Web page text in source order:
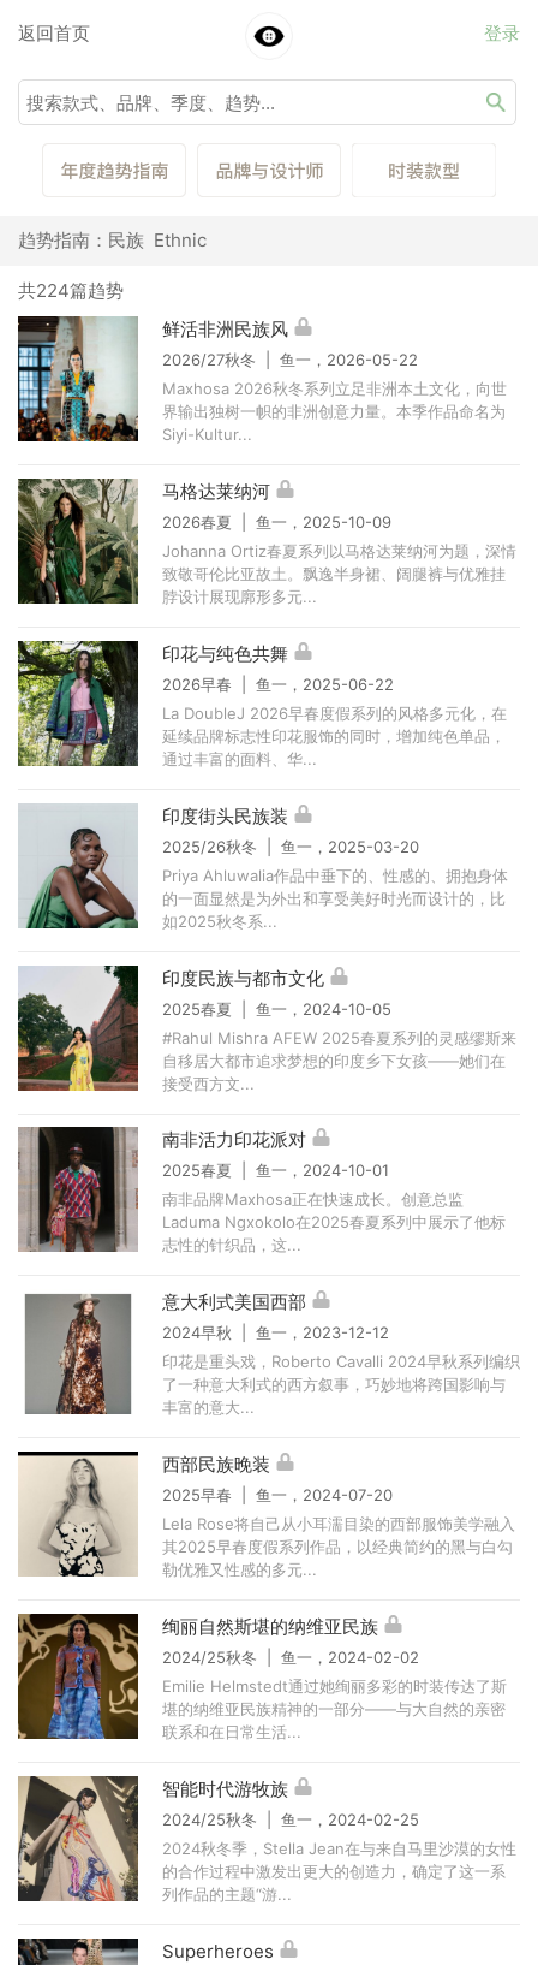
返回首页 登录
趋势指南：民族 Ethnic
共224篇趋势
鲜活非洲民族风
2026/27秋冬 | 鱼一，2026-05-22
Maxhosa 2026秋冬系列立足非洲本土文化，向世
界输出独树一帜的非洲创意力量。本季作品命名为
Siyi-Kultur...
马格达莱纳河
2026春夏 | 鱼一，2025-10-09
Johanna Ortiz春夏系列以马格达莱纳河为题，深情
致敬哥伦比亚故土。飘逸半身裙、阔腿裤与优雅挂
脖设计展现廓形多元...
印花与纯色共舞
2026早春 | 鱼一，2025-06-22
La DoubleJ 2026早春度假系列的风格多元化，在
延续品牌标志性印花服饰的同时，增加纯色单品，
通过丰富的面料、华...
印度街头民族装
2025/26秋冬 | 鱼一，2025-03-20
Priya Ahluwalia作品中垂下的、性感的、拥抱身体
的一面显然是为外出和享受美好时光而设计的，比
如2025秋冬系...
印度民族与都市文化
2025春夏 | 鱼一，2024-10-05
#Rahul Mishra AFEW 2025春夏系列的灵感缪斯来
自移居大都市追求梦想的印度乡下女孩——她们在
接受西方文...
南非活力印花派对
2025春夏 | 鱼一，2024-10-01
南非品牌Maxhosa正在快速成长。创意总监
Laduma Ngxokolo在2025春夏系列中展示了他标
志性的针织品，这...
意大利式美国西部
2024早秋 | 鱼一，2023-12-12
印花是重头戏，Roberto Cavalli 2024早秋系列编织
了一种意大利式的西方叙事，巧妙地将跨国影响与
丰富的意大...
西部民族晚装
2025早春 | 鱼一，2024-07-20
Lela Rose将自己从小耳濡目染的西部服饰美学融入
其2025早春度假系列作品，以经典简约的黑与白勾
勒优雅又性感的多元...
绚丽自然斯堪的纳维亚民族
2024/25秋冬 | 鱼一，2024-02-02
Emilie Helmstedt通过她绚丽多彩的时装传达了斯
堪的纳维亚民族精神的一部分——与大自然的亲密
联系和在日常生活...
智能时代游牧族
2024/25秋冬 | 鱼一，2024-02-25
2024秋冬季，Stella Jean在与来自马里沙漠的女性
的合作过程中激发出更大的创造力，确定了这一系
列作品的主题“游...
Superheroes